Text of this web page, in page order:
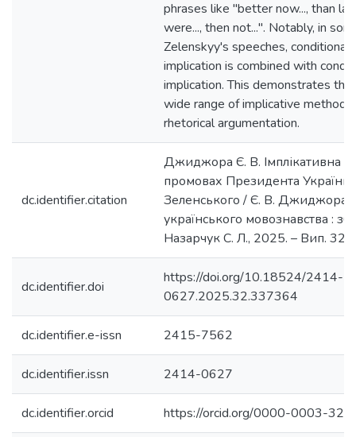
phrases like "better now..., than
were..., then not...". Notably, in
Zelenskyy's speeches,
implication is combined with
implication. This demonstrates
wide range of implicative
rhetorical argumentation.
dc.identifier.citation
Джиджора Є. В. Імплікативна
промовах Президента
Зеленського / Є. В. Джиджора
українського мовознавства :
Назарчук С. Л., 2025. – Вип. 32.
dc.identifier.doi
https://doi.org/10.18524/2414-
0627.2025.32.337364
dc.identifier.e-issn 2415-7562
dc.identifier.issn 2414-0627
dc.identifier.orcid https://orcid.org/0000-0003-